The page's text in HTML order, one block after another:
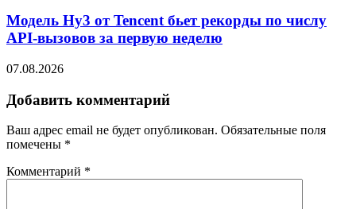
Модель Hy3 от Tencent бьет рекорды по числу
API-вызовов за первую неделю
07.08.2026
Добавить комментарий
Ваш адрес email не будет опубликован. Обязательные поля
помечены *
Комментарий *